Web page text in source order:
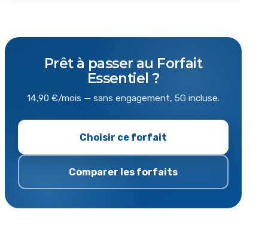
Prêt à passer au Forfait
Essentiel ?
14,90 €/mois — sans engagement, 5G incluse.
Choisir ce forfait
Comparer les forfaits